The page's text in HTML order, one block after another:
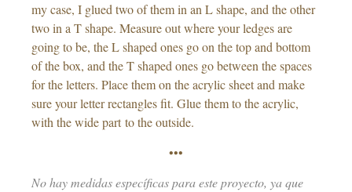
my case, I glued two of them in an L shape, and the other
two in a T shape. Measure out where your ledges are
going to be, the L shaped ones go on the top and bottom
of the box, and the T shaped ones go between the spaces
for the letters. Place them on the acrylic sheet and make
sure your letter rectangles fit. Glue them to the acrylic,
with the wide part to the outside.
•••
No hay medidas específicas para este proyecto, ya que